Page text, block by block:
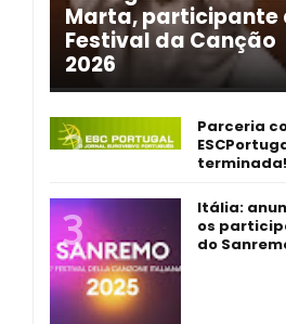
Marta, participante
Festival da Canção
2026
Parceria
terminada!
Itália:
os
do